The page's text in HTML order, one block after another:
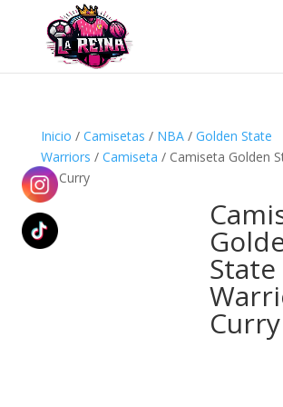
Búsqueda
productos
Inicio / Camisetas / NBA/ Golden State
Warriors / Camiseta / Camiseta Golden
30 Curry
State
Curry